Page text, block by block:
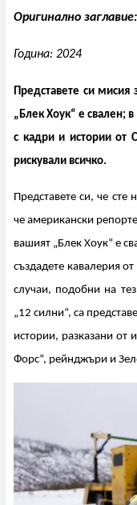
Оригинално
Година: 2024
Представете си
„Блек Хоук“ е свален;
с кадри и истории от
рискували всичко.
Представете си, че
че американски
вашият „Блек Хоук“ е
създадете кавалерия
случаи, подобни на
„12 силни“, са
истории, разказани от
Форс“, рейнджъри и